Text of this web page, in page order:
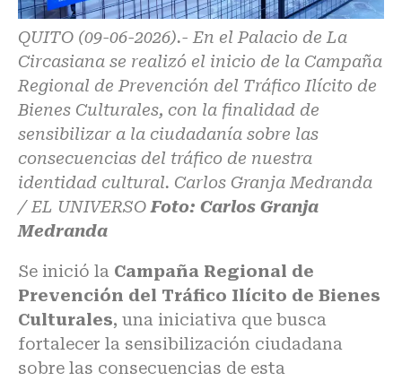
QUITO (09-06-2026).- En el Palacio de La
Circasiana se realizó el inicio de la Campaña
Regional de Prevención del Tráfico Ilícito de
Bienes Culturales, con la finalidad de
sensibilizar a la ciudadanía sobre las
consecuencias del tráfico de nuestra
identidad cultural. Carlos Granja Medranda
/ EL UNIVERSO Foto: Carlos Granja
Medranda
Se inició la Campaña Regional de
Prevención del Tráfico Ilícito de Bienes
Culturales, una iniciativa que busca
fortalecer la sensibilización ciudadana
sobre las consecuencias de esta